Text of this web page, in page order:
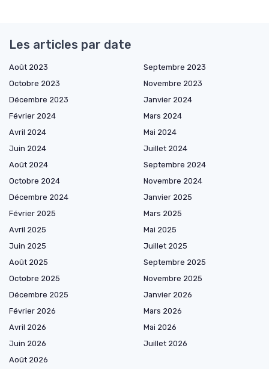
Les articles par date
Août 2023
Septembre 2023
Octobre 2023
Novembre 2023
Décembre 2023
Janvier 2024
Février 2024
Mars 2024
Avril 2024
Mai 2024
Juin 2024
Juillet 2024
Août 2024
Septembre 2024
Octobre 2024
Novembre 2024
Décembre 2024
Janvier 2025
Février 2025
Mars 2025
Avril 2025
Mai 2025
Juin 2025
Juillet 2025
Août 2025
Septembre 2025
Octobre 2025
Novembre 2025
Décembre 2025
Janvier 2026
Février 2026
Mars 2026
Avril 2026
Mai 2026
Juin 2026
Juillet 2026
Août 2026